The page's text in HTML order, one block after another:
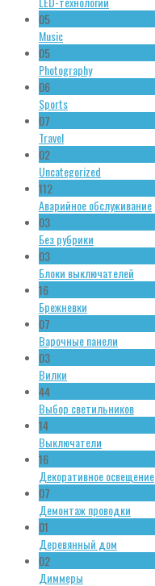
05
Music
05
Photography
06
Sports
07
Travel
02
Uncategorized
112
Аварийное обслуживание
03
Без рубрики
03
Блоки выключателей
16
Брежневки
07
Варочные панели
03
Вилки
44
Выбор светильников
14
Выключатели
16
Декоративное освещение
07
Демонтаж проводки
01
Деревянный дом
02
Диммеры